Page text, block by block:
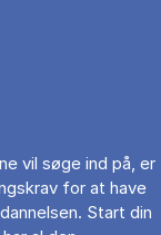
vil søge ind på, er
for at have
Start din